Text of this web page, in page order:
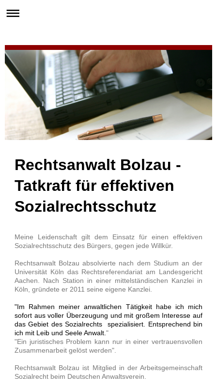
Rechtsanwalt Bolzau -
Tatkraft für effektiven
Sozialrechtsschutz
Meine Leidenschaft gilt dem Einsatz für einen effektiven
Sozialrechtsschutz des Bürgers, gegen jede Willkür.
Rechtsanwalt Bolzau absolvierte nach dem Studium an der
Universität Köln das Rechtsreferendariat am Landesgericht
Aachen. Nach Station in einer mittelständischen Kanzlei in
Köln, gründete er 2011 seine eigene Kanzlei.
"Im Rahmen meiner anwaltlichen Tätigkeit habe ich mich
sofort aus voller Überzeugung und mit großem Interesse auf
das Gebiet des Sozialrechts spezialisiert. Entsprechend bin
ich mit Leib und Seele Anwalt. "
"Ein juristisches Problem kann nur in einer vertrauensvollen
Zusammenarbeit gelöst werden".
Rechtsanwalt Bolzau ist Mitglied in der Arbeitsgemeinschaft
Sozialrecht beim Deutschen Anwaltsverein.